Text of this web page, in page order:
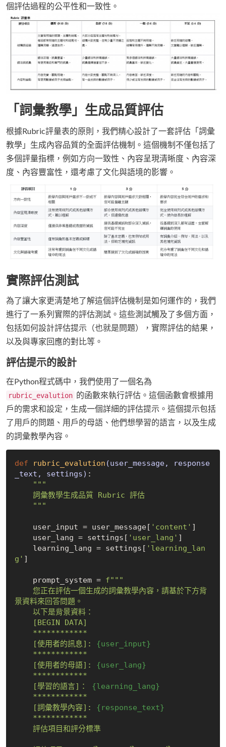
個評估過程的公平性和一致性。
「詞彙教學」生成品質評估
根據Rubric評量表的原則，我們精心設計了一套評估「詞彙
教學」生成內容品質的全面評估機制。這個機制不僅包括了
多個評量指標，例如方向一致性、內容呈現清晰度、內容深
度、內容豐富性，還考慮了文化與語境的影響。
實際評估測試
為了讓大家更清楚地了解這個評估機制是如何運作的，我們
進行了一系列實際的評估測試。這些測試觸及了多個方面，
包括如何設計評估提示（也就是問題），實際評估的結果，
以及與專家回應的對比等。
評估提示的設計
在Python程式碼中，我們使用了一個名為
rubric_evalution 的函數來執行評估。這個函數會根據用
戶的需求和設定，生成一個詳細的評估提示。這個提示包括
了用戶的問題、用戶的母語、他們想學習的語言，以及生成
的詞彙教學內容。
def rubric_evalution (user_message, response
_text, settings) :
"""
    """
    user_input = user_message[
'content' ]
    user_lang = settings[
'user_lang' ]
    learning_lang = settings[
'learning_lan
g' ]
    prompt_system =
f"""
景資料來回答問題。
    [使用者的訊息]:
{user_input}
    [使用者的母語]:
{user_lang}
    [學習的語言]：
{learning_lang}
    [詞彙教學內容]:
{response_text}